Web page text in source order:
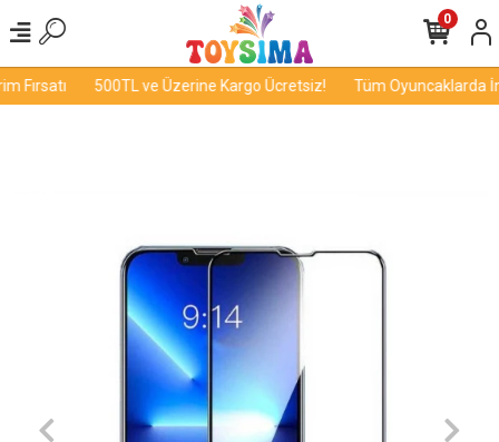
Fırsatı 500TL ve Üzerine Kargo Ücretsiz! Tüm Oyuncaklarda
0